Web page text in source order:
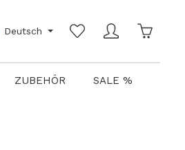
Deutsch
ZUBEHÖR SALE %